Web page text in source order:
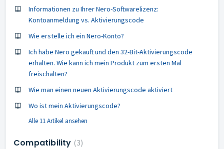
Informationen zu Ihrer Nero-Softwarelizenz:
Kontoanmeldung vs. Aktivierungscode
Wie erstelle ich ein Nero-Konto?
Ich habe Nero gekauft und den 32-Bit-Aktivierungscode
erhalten. Wie kann ich mein Produkt zum ersten Mal
freischalten?
Wie man einen neuen Aktivierungscode aktiviert
Wo ist mein Aktivierungscode?
Alle 11 Artikel ansehen
Compatibility 3